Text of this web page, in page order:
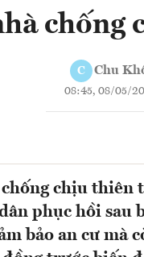
chống
C Chu
08:45, 08/05/
chịu
phục hồi sau
bảo an cư mà